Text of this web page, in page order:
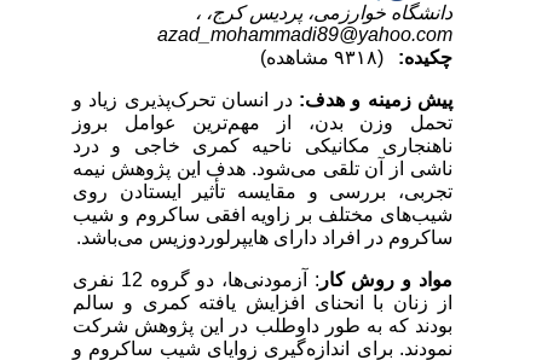
دانشگاه خوارزمی، پردیس کرج، ،
azad_mohammadi89@yahoo.com
چکیده:
پیش زمینه و هدف:در انسان تحرک‌پذیری زیاد و
تحمل وزن بدن، از مهم‌ترین عوامل بروز
ناهنجاری مکانیکی ناحیه کمری خاجی و درد
ناشی از آن تلقی می‌شود. هدف این پژوهش نیمه
تجربی، بررسی و مقایسه تأثیر ایستادن روی
شیب‌های مختلف بر زاویه افقی ساکروم و شیب
ساکروم در افراد دارای هایپرلوردوزیس می‌باشد.
مواد و روش کار
: آزمودنی‌ها، دو گروه 12 نفری
از زنان با انحنای افزایش یافته کمری و سالم
بودند که به طور داوطلب در این پژوهش شرکت
نمودند. برای اندازه‌گیری زوایای شیب ساکروم و